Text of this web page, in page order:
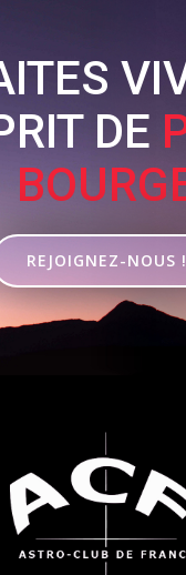
DE
REJOIGNEZ-NOUS !